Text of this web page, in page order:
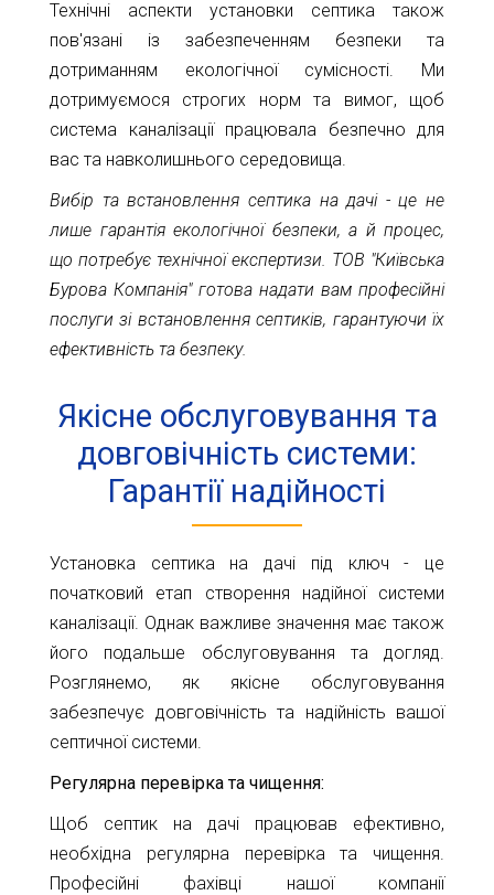
Технічні аспекти установки септика також
пов'язані із забезпеченням безпеки та
дотриманням екологічної сумісності. Ми
дотримуємося строгих норм та вимог, щоб
система каналізації працювала безпечно для
вас та навколишнього середовища.
Вибір та встановлення септика на дачі - це не
лише гарантія екологічної безпеки, а й процес,
що потребує технічної експертизи. ТОВ "Київська
Бурова Компанія" готова надати вам професійні
послуги зі встановлення септиків, гарантуючи їх
ефективність та безпеку.
Якісне обслуговування та
довговічність системи:
Гарантії надійності
Установка септика на дачі під ключ - це
початковий етап створення надійної системи
каналізації. Однак важливе значення має також
його подальше обслуговування та догляд.
Розглянемо, як якісне обслуговування
забезпечує довговічність та надійність вашої
септичної системи.
Регулярна перевірка та чищення:
Щоб септик на дачі працював ефективно,
необхідна регулярна перевірка та чищення.
Професійні фахівці нашої компанії